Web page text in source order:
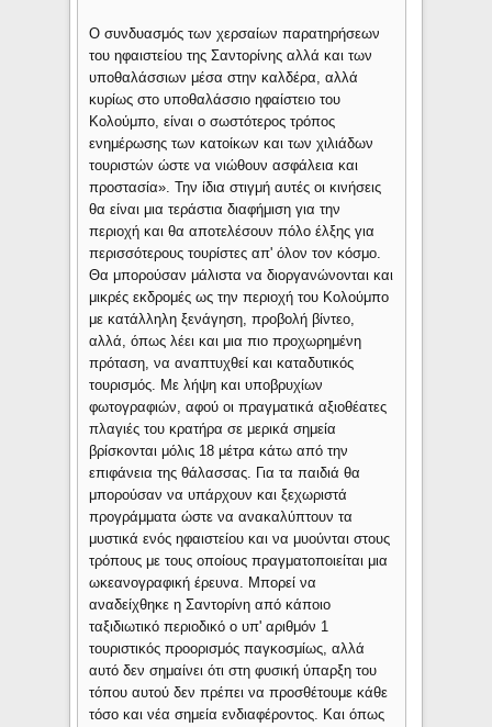
Ο συνδυασμός των χερσαίων παρατηρήσεων
του ηφαιστείου της Σαντορίνης αλλά και των
υποθαλάσσιων μέσα στην καλδέρα, αλλά
κυρίως στο υποθαλάσσιο ηφαίστειο του
Κολούμπο, είναι ο σωστότερος τρόπος
ενημέρωσης των κατοίκων και των χιλιάδων
τουριστών ώστε να νιώθουν ασφάλεια και
προστασία». Την ίδια στιγμή αυτές οι κινήσεις
θα είναι μια τεράστια διαφήμιση για την
περιοχή και θα αποτελέσουν πόλο έλξης για
περισσότερους τουρίστες απ' όλον τον κόσμο.
Θα μπορούσαν μάλιστα να διοργανώνονται και
μικρές εκδρομές ως την περιοχή του Κολούμπο
με κατάλληλη ξενάγηση, προβολή βίντεο,
αλλά, όπως λέει και μια πιο προχωρημένη
πρόταση, να αναπτυχθεί και καταδυτικός
τουρισμός. Με λήψη και υποβρυχίων
φωτογραφιών, αφού οι πραγματικά αξιοθέατες
πλαγιές του κρατήρα σε μερικά σημεία
βρίσκονται μόλις 18 μέτρα κάτω από την
επιφάνεια της θάλασσας. Για τα παιδιά θα
μπορούσαν να υπάρχουν και ξεχωριστά
προγράμματα ώστε να ανακαλύπτουν τα
μυστικά ενός ηφαιστείου και να μυούνται στους
τρόπους με τους οποίους πραγματοποιείται μια
ωκεανογραφική έρευνα. Μπορεί να
αναδείχθηκε η Σαντορίνη από κάποιο
ταξιδιωτικό περιοδικό ο υπ' αριθμόν 1
τουριστικός προορισμός παγκοσμίως, αλλά
αυτό δεν σημαίνει ότι στη φυσική ύπαρξη του
τόπου αυτού δεν πρέπει να προσθέτουμε κάθε
τόσο και νέα σημεία ενδιαφέροντος. Και όπως